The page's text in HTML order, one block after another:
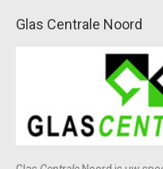
Glas Centrale Noord